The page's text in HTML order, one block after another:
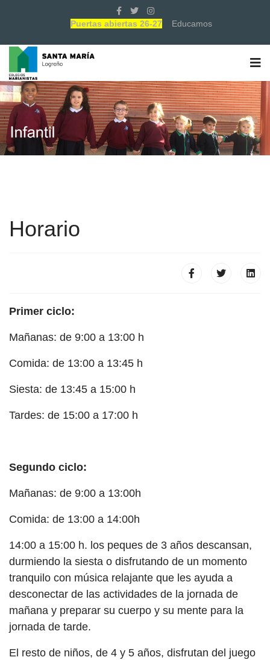
Puertas abiertas 26-27 Educamos
Horario
Primer ciclo:
Mañanas: de 9:00 a 13:00 h
Comida: de 13:00 a 13:45 h
Siesta: de 13:45 a 15:00 h
Tardes: de 15:00 a 17:00 h
Segundo ciclo:
Mañanas: de 9:00 a 13:00h
Comida: de 13:00 a 14:00h
14:00 a 15:00 h. los peques de 3 años descansan,
durmiendo la siesta o disfrutando de un momento
tranquilo con música relajante que les ayuda a
desconectar de las actividades de la jornada de
mañana y preparar su cuerpo y su mente para la
jornada de tarde.
El resto de niños, de 4 y 5 años, disfrutan del juego